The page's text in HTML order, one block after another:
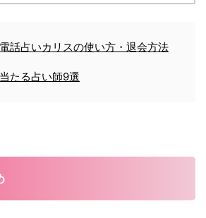
話占いカリスの使い方・退会方法
たる占い師9選